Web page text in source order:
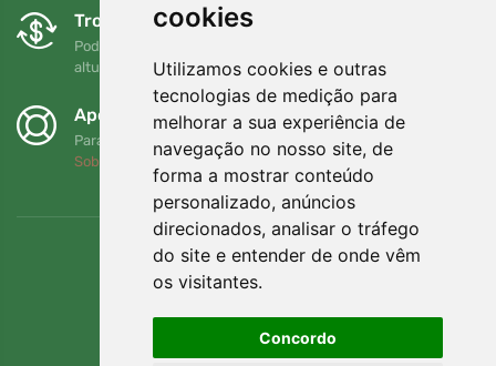
cookies
Utilizamos cookies e outras
tecnologias de medição para
melhorar a sua experiência de
navegação no nosso site, de
forma a mostrar conteúdo
personalizado, anúncios
direcionados, analisar o tráfego
do site e entender de onde vêm
os visitantes.
Concordo
Trocas e devoluções gratuitas
Pode devolver ou trocar a sua encomenda em qualquer
altura no prazo de 90 dias
Apoiamos a Trees.org
Para cada encomenda plantamos uma árvore! Leia mais
Sobre nós